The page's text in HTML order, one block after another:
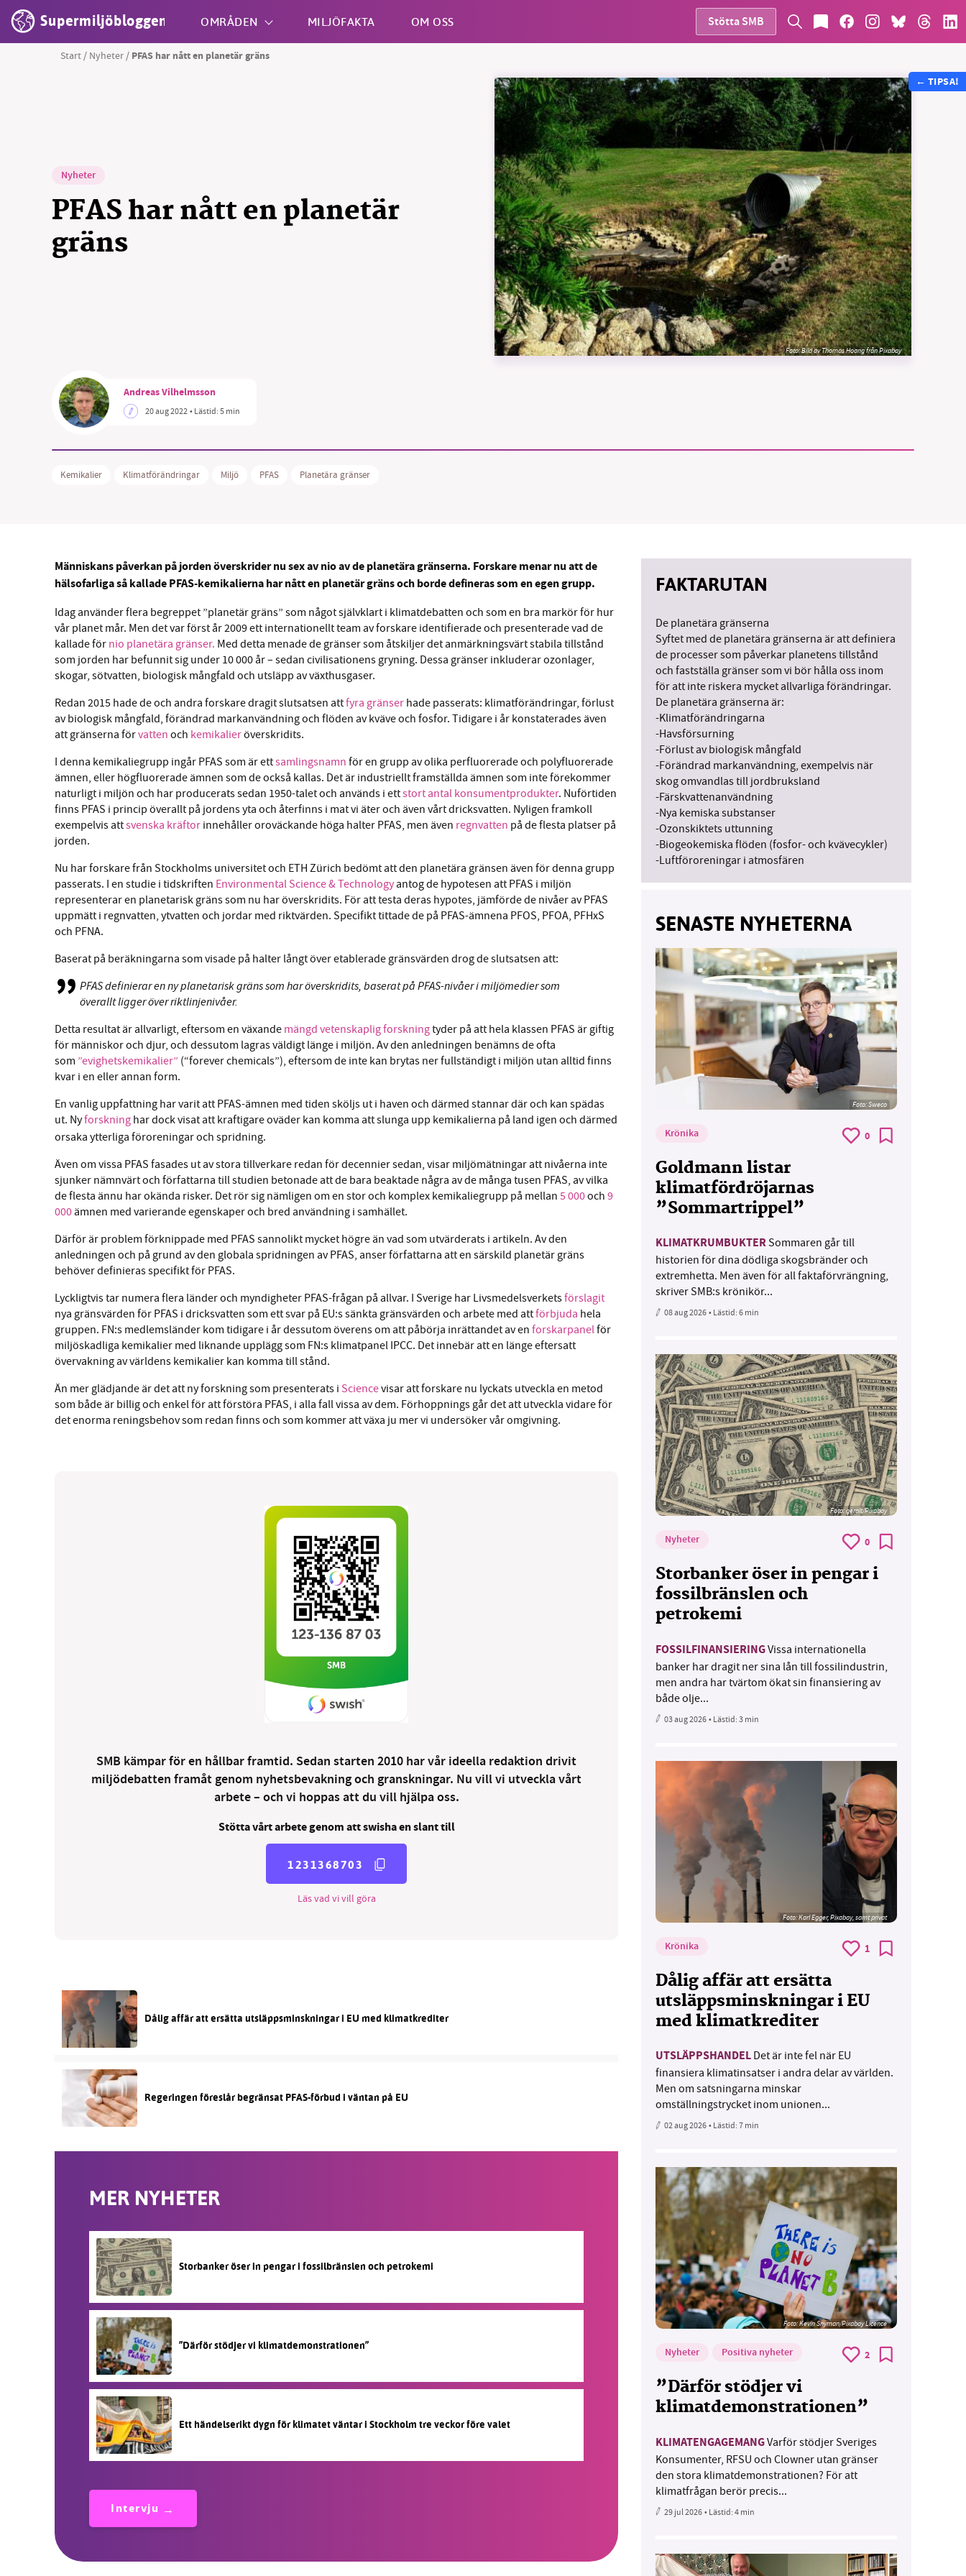
Supermiljöbloggen OMRÅDEN MILJÖFAKTA OM OSS Stötta SMB
Start / Nyheter / PFAS har nått en planetär gräns
Nyheter
PFAS har nått en planetär
gräns
Foto:Bild av Thomas Hoang från Pixabay
Andreas Vilhelmsson
20 aug 2022• Lästid:5 min
Kemikalier Klimatförändringar Miljö PFAS Planetära gränser
Människans påverkan på jorden överskrider nu sex av nio av de planetära gränserna. Forskare menar nu att de
hälsofarliga så kallade PFAS-kemikalierna har nått en planetär gräns och borde defineras som en egen grupp.
Idag använder flera begreppet ”planetär gräns” som något självklart i klimatdebatten och som en bra markör för hur
vår planet mår. Men det var först år 2009 ett internationellt team av forskare identifierade och presenterade vad de
kallade för nio planetära gränser. Med detta menade de gränser som åtskiljer det anmärkningsvärt stabila tillstånd
som jorden har befunnit sig under 10 000 år – sedan civilisationens gryning. Dessa gränser inkluderar ozonlager,
skogar, sötvatten, biologisk mångfald och utsläpp av växthusgaser.
Redan 2015 hade de och andra forskare dragit slutsatsen attfyra gränser hade passerats: klimatförändringar, förlust
av biologisk mångfald, förändrad markanvändning och flöden av kväve och fosfor. Tidigare i år konstaterades även
att gränserna förvatten och kemikalieröverskridits.
I denna kemikaliegrupp ingår PFAS som är ettsamlingsnamn för en grupp av olika perfluorerade och polyfluorerade
ämnen, eller högfluorerade ämnen som de också kallas. Det är industriellt framställda ämnen som inte förekommer
naturligt i miljön och har producerats sedan 1950-talet och används i ettstort antal konsumentprodukter. Nuförtiden
finns PFAS i princip överallt på jordens yta och återfinns i mat vi äter och även vårt dricksvatten. Nyligen framkoll
exempelvis attsvenska kräftor innehåller oroväckande höga halter PFAS, men även regnvatten på de flesta platser på
jorden.
Nu har forskare från Stockholms universitet och ETH Zürich bedömt att den planetära gränsen även för denna grupp
passerats. I en studie i tidskriften Environmental Science & Technologyantog de hypotesen att PFAS i miljön
representerar en planetarisk gräns som nu har överskridits. För att testa deras hypotes, jämförde de nivåer av PFAS
uppmätt i regnvatten, ytvatten och jordar med riktvärden. Specifikt tittade de på PFAS-ämnena PFOS, PFOA, PFHxS
och PFNA.
Baserat på beräkningarna som visade på halter långt över etablerade gränsvärden drog de slutsatsen att:
PFAS definierar en ny planetarisk gräns som har överskridits, baserat på PFAS-nivåer i miljömedier som
överallt ligger över riktlinjenivåer.
Detta resultat är allvarligt, eftersom en växande mängd vetenskaplig forskningtyder på att hela klassen PFAS är giftig
för människor och djur, och dessutom lagras väldigt länge i miljön. Av den anledningen benämns de ofta
som ”evighetskemikalier” (“forever chemicals”), eftersom de inte kan brytas ner fullständigt i miljön utan alltid finns
kvar i en eller annan form.
En vanlig uppfattning har varit att PFAS-ämnen med tiden sköljs ut i haven och därmed stannar där och kan spädas
ut. Nyforskning har dock visat att kraftigare oväder kan komma att slunga upp kemikalierna på land igen och därmed
orsaka ytterliga föroreningar och spridning.
Även om vissa PFAS fasades ut av stora tillverkare redan för decennier sedan, visar miljömätningar att nivåerna inte
sjunker nämnvärt och författarna till studien betonade att de bara beaktade några av de många tusen PFAS, av vilka
de flesta ännu har okända risker. Det rör sig nämligen om en stor och komplex kemikaliegrupp på mellan 5 000och 9
000ämnen med varierande egenskaper och bred användning i samhället.
Därför är problem förknippade med PFAS sannolikt mycket högre än vad som utvärderats i artikeln. Av den
anledningen och på grund av den globala spridningen av PFAS, anser författarna att en särskild planetär gräns
behöver definieras specifikt för PFAS.
Lyckligtvis tar numera flera länder och myndigheter PFAS-frågan på allvar. I Sverige har Livsmedelsverketsförslagit
nya gränsvärden för PFAS i dricksvatten som ett svar på EU:s sänkta gränsvärden och arbete med attförbjuda hela
gruppen. FN:s medlemsländer kom tidigare i år dessutom överens om att påbörja inrättandet av en forskarpanelför
miljöskadliga kemikalier med liknande upplägg som FN:s klimatpanel IPCC. Det innebär att en länge eftersatt
övervakning av världens kemikalier kan komma till stånd.
Än mer glädjande är det att ny forskning som presenterats i Sciencevisar att forskare nu lyckats utveckla en metod
som både är billig och enkel för att förstöra PFAS, i alla fall vissa av dem. Förhoppnings går det att utveckla vidare för
det enorma reningsbehov som redan finns och som kommer att växa ju mer vi undersöker vår omgivning.
SMB kämpar för en hållbar framtid. Sedan starten 2010 har vår ideella redaktion drivit
miljödebatten framåt genom nyhetsbevakning och granskningar. Nu vill vi utveckla vårt
arbete – och vi hoppas att du vill hjälpa oss.
Stötta vårt arbete genom att swisha en slant till
1231368703
Läs vad vi vill göra
Dålig affär att ersätta utsläppsminskningar i EU med klimatkrediter
Regeringen föreslår begränsat PFAS-förbud i väntan på EU
MER NYHETER
Storbanker öser in pengar i fossilbränslen och petrokemi
”Därför stödjer vi klimatdemonstrationen”
Ett händelserikt dygn för klimatet väntar i Stockholm tre veckor före valet
Intervju
FAKTARUTAN
De planetära gränserna
Syftet med de planetära gränserna är att definiera
de processer som påverkar planetens tillstånd
och fastställa gränser som vi bör hålla oss inom
för att inte riskera mycket allvarliga förändringar.
De planetära gränserna är:
-Klimatförändringarna
-Havsförsurning
-Förlust av biologisk mångfald
-Förändrad markanvändning, exempelvis när
skog omvandlas till jordbruksland
-Färskvattenanvändning
-Nya kemiska substanser
-Ozonskiktets uttunning
-Biogeokemiska flöden (fosfor- och kvävecykler)
-Luftföroreningar i atmosfären
SENASTE NYHETERNA
Foto: Sweco
Krönika 0
Goldmann listar
klimatfördröjarnas
”Sommartrippel”
KLIMATKRUMBUKTERSommaren går till
historien för dina dödliga skogsbränder och
extremhetta. Men även för all faktaförvrängning,
skriver SMB:s krönikör...
08 aug 2026• Lästid:6 min
Foto:geralt/Pixabay
Nyheter 0
Storbanker öser in pengar i
fossilbränslen och
petrokemi
FOSSILFINANSIERINGVissa internationella
banker har dragit ner sina lån till fossilindustrin,
men andra har tvärtom ökat sin finansiering av
både olje...
03 aug 2026• Lästid:3 min
Foto:Karl Egger, Pixabay, samt privat
Krönika 1
Dålig affär att ersätta
utsläppsminskningar i EU
med klimatkrediter
UTSLÄPPSHANDEL Det är inte fel när EU
finansiera klimatinsatser i andra delar av världen.
Men om satsningarna minskar
omställningstrycket inom unionen...
02 aug 2026• Lästid:7 min
Foto:Kevin Snyman/Pixabay Licence
Nyheter Positiva nyheter 2
”Därför stödjer vi
klimatdemonstrationen”
KLIMATENGAGEMANGVarför stödjer Sveriges
Konsumenter, RFSU och Clowner utan gränser
den stora klimatdemonstrationen? För att
klimatfrågan berör precis...
29 jul 2026• Lästid:4 min
← TIPSA!
nyhetsbevakning och granskningar. Nu vill vi utveckla vårt arbete –
Läs vad vi vill göra